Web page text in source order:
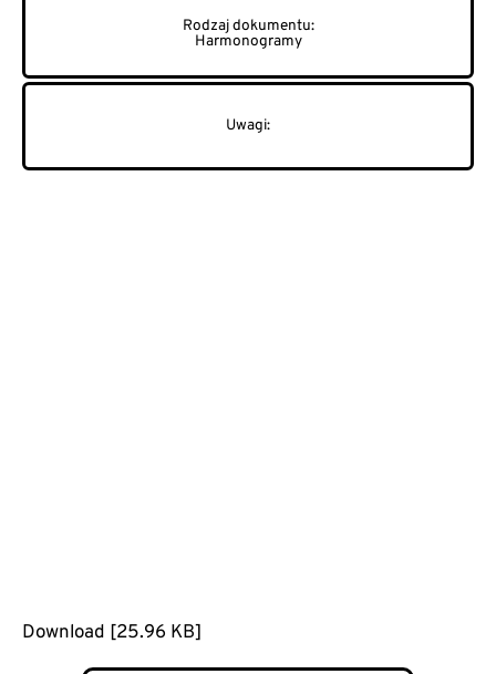
Harmonogramy
Download [25.96 KB]